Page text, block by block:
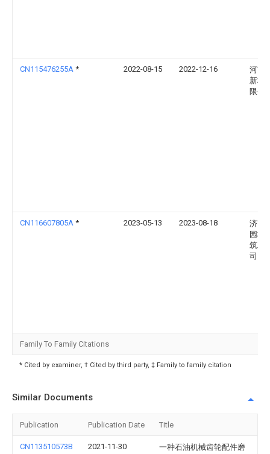
CN115476255A * 2022-08-15 2022-12-16
河南
新材
限公
CN116607805A * 2023-05-13 2023-08-18
济南
园林
筑工
司
Family To Family Citations
* Cited by examiner, † Cited by third party, ‡ Family to family citation
Similar Documents
Publication Publication Date Title
CN113510573B 2021-11-30
一种石油机械齿轮配件磨